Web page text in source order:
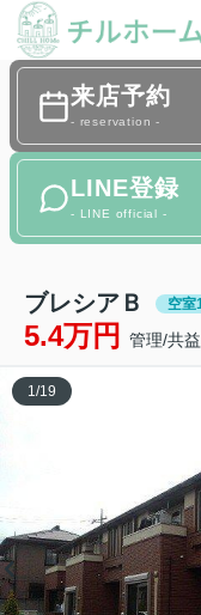
来店予約
- reservation -
LINE登録
- LINE official -
ブレシアＢ 空室
5.4万円 管理/共
1/19